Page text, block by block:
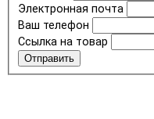
Электронная почта
Ваш телефон
Ссылка на товар
Отправить